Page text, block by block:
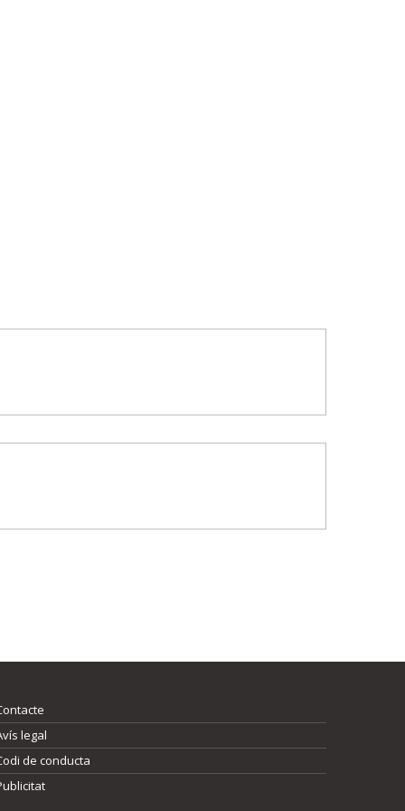
legal
de conducta